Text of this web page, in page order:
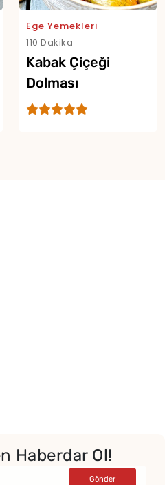
Ege Yemekleri
110 Dakika
Kabak Çiçeği
Dolması
(Dolmathes)
Haberdar Ol!